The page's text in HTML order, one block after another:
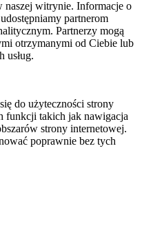
naszej witrynie. Informacje o
partnerom
Partnerzy mogą
otrzymanymi od Ciebie lub
usług.
do użyteczności strony
funkcji takich jak nawigacja
strony internetowej.
poprawnie bez tych